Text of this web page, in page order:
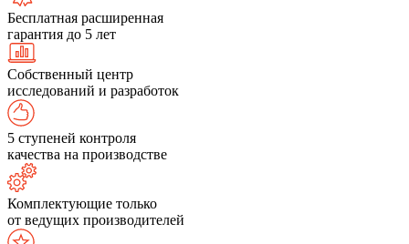
Бесплатная расширенная
гарантия до 5 лет
Собственный центр
исследований и разработок
5 ступеней контроля
качества на производстве
Комплектующие только
от ведущих производителей